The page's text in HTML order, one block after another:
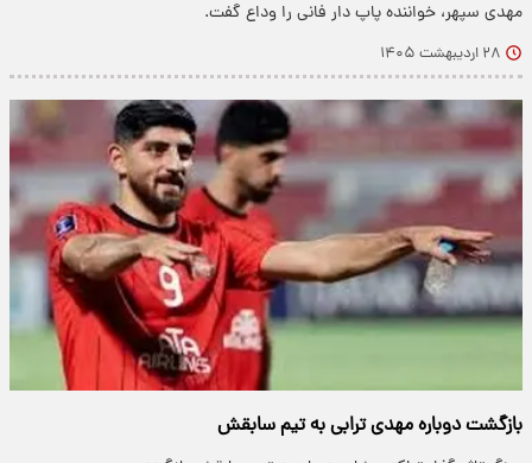
مهدی سپهر، خواننده پاپ دار فانی را وداع گفت.
۲۸ اردیبهشت ۱۴۰۵
بازگشت دوباره مهدی ترابی به تیم سابقش